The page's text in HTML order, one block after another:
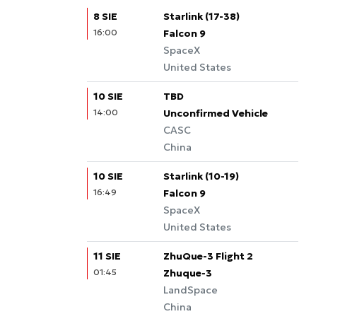
8 SIE
16:00
Starlink (17-38)
Falcon 9
SpaceX
United States
10 SIE
14:00
TBD
Unconfirmed Vehicle
CASC
China
10 SIE
16:49
Starlink (10-19)
Falcon 9
SpaceX
United States
11 SIE
01:45
ZhuQue-3 Flight 2
Zhuque-3
LandSpace
China